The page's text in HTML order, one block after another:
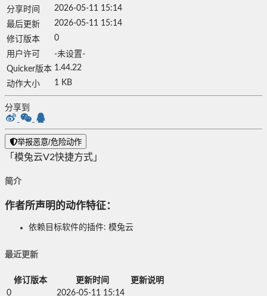
分享时间
2026-05-11 15:14
最后更新
2026-05-11 15:14
修订版本
0
用户许可
-未设置-
Quicker版本 1.44.22
动作大小
1 KB
分享到
举报恶意/危险动作
「模兔云V2快捷方式」
简介
作者所声明的动作特征：
依赖目标软件的插件: 模兔云
最近更新
修订版本 更新时间
更新说明
0
2026-05-11 15:14